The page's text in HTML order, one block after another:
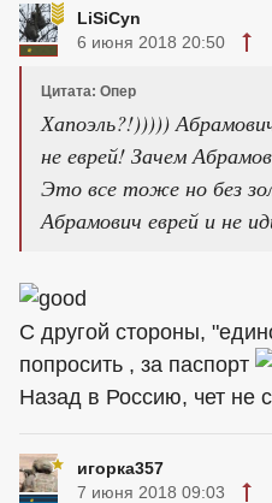
LiSiCyn
6 июня 2018 20:50
Цитата: Опер
Хапоэль?!)))))
не еврей! Зачем
Это все тоже но без
Абрамович еврей и не
С другой стороны,
попросить , за паспорт
Назад в Россию, чет не
игорка357
7 июня 2018 09:03